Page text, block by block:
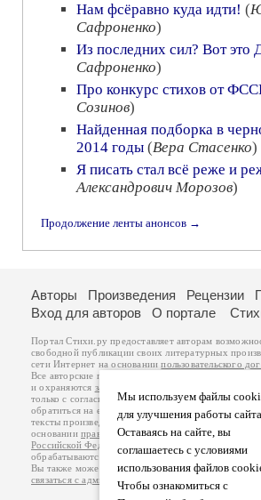
Нам фсёравно куда идти! (
Сафроненко)
Из последних сил? Вот это
Сафроненко)
Про конкурс стихов от
Созинов)
Найденная подборка в
2014 годы (Вера Стасенко)
Я писать стал всё реже и
Александрович Морозов)
Продолжение ленты анонсов →
Мы используем файлы
для улучшения работы
Оставаясь на сайте, вы
соглашаетесь с условиями
использования файлов
Чтобы ознакомиться с
Авторы Произведения Рецензии
Вход для авторов
О портале
Портал Стихи.ру предоставляет авторам
свободной публикации своих литературных
сети Интернет на основаниипользовательского
Все авторские права на произведения принадлежат
и охраняются законом
. Перепечатка произведений
только с согласия его автора, к которому вы
обратиться на его авторской странице.
тексты произведений авторы несут самостоятельно
основанииправил публикацииизаконодательства
Российской Федерации
обрабатываются на основанииПолитики
Вы также можете посмотреть более подробную
связаться с администрацией